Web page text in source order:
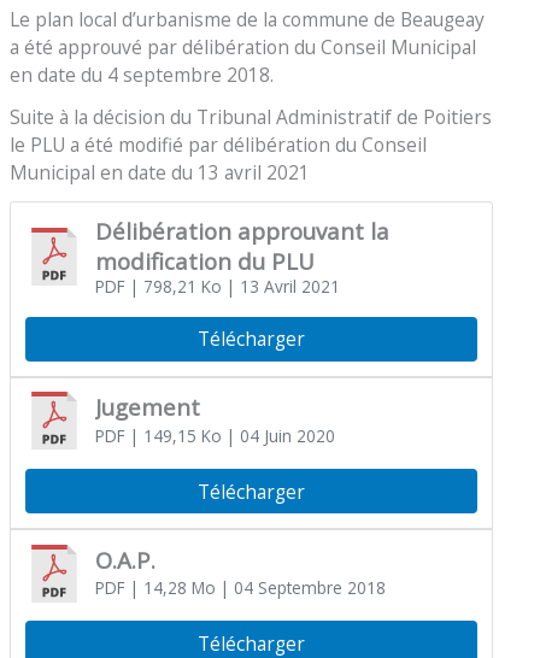
Le plan local d’urbanisme de la commune de Beaugeay
a été approuvé par délibération du Conseil Municipal
en date du 4 septembre 2018.
Suite à la décision du Tribunal Administratif de Poitiers
le PLU a été modifié par délibération du Conseil
Municipal en date du 13 avril 2021
Délibération approuvant la
modification du PLU
PDF| 798,21 Ko | 13 Avril 2021
Télécharger
Jugement
PDF| 149,15 Ko | 04 Juin 2020
Télécharger
O.A.P.
PDF| 14,28 Mo | 04 Septembre 2018
Télécharger